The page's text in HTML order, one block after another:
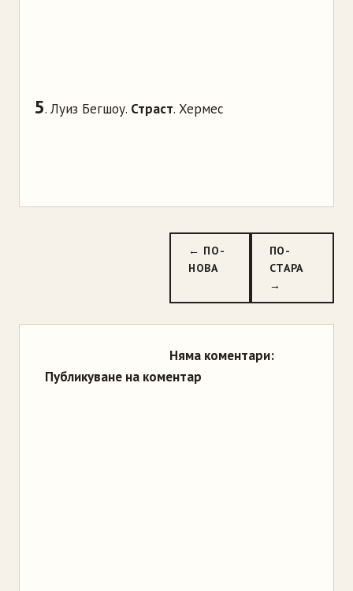
5. Луиз Бегшоу. Страст. Хермес
← ПО-
НОВА
ПО-
СТАРА
→
Няма коментари:
Публикуване на коментар